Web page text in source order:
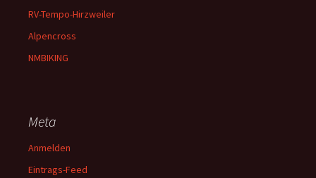
RV-Tempo-Hirzweiler
Alpencross
NMBIKING
Meta
Anmelden
Eintrags-Feed